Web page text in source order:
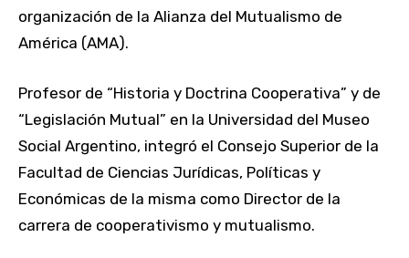
organización de la Alianza del Mutualismo de
América (AMA).
Profesor de “Historia y Doctrina Cooperativa” y de
“Legislación Mutual” en la Universidad del Museo
Social Argentino, integró el Consejo Superior de la
Facultad de Ciencias Jurídicas, Políticas y
Económicas de la misma como Director de la
carrera de cooperativismo y mutualismo.